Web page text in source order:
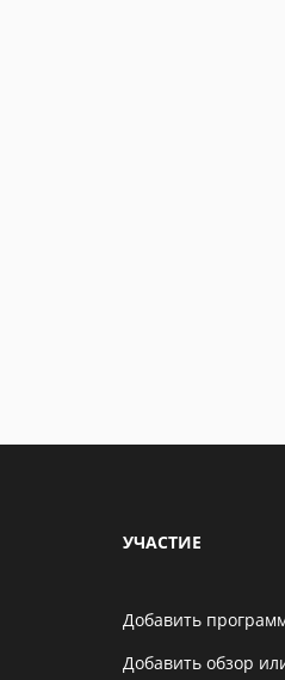
УЧАСТИЕ
Добавить
Добавить обзор